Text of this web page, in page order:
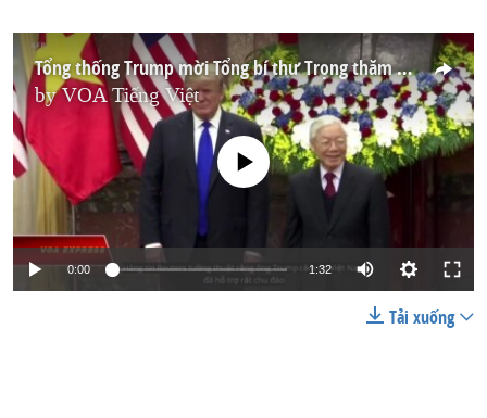
Tổng thống Trump mời Tổng bí thư Trọng thăm Mỹ
byVOA Tiếng Việt
No media source currently available
0:00 1:32
Tải xuống